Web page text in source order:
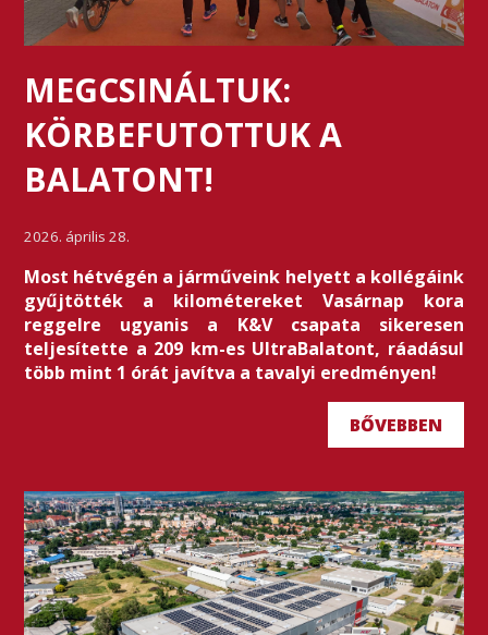
MEGCSINÁLTUK:
KÖRBEFUTOTTUK A
BALATONT!
2026. április 28.
Most hétvégén a járműveink helyett a kollégáink
gyűjtötték a kilométereket Vasárnap kora
reggelre ugyanis a K&V csapata sikeresen
teljesítette a 209 km-es UltraBalatont, ráadásul
több mint 1 órát javítva a tavalyi eredményen!
BŐVEBBEN